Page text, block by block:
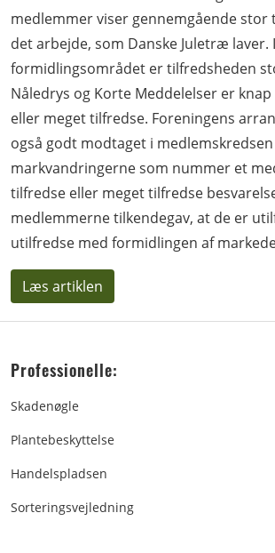
medlemmer viser gennemgående stor
det arbejde, som Danske Juletræ laver.
formidlingsområdet er tilfredsheden
Nåledrys og Korte Meddelelser er
eller meget tilfredse. Foreningens
også godt modtaget i
markvandringerne som nummer et
tilfredse eller meget tilfredse
medlemmerne tilkendegav, at de er
utilfredse med formidlingen af
Læs artiklen
Professionelle:
Skadenøgle
Plantebeskyttelse
Handelspladsen
Sorteringsvejledning